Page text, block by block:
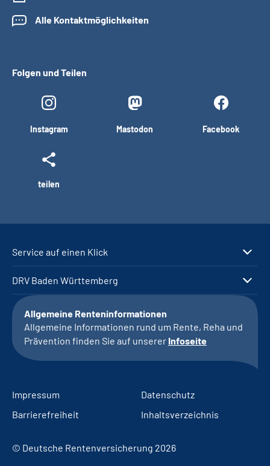
Alle Kontaktmöglichkeiten
Folgen und Teilen
Instagram Mastodon Facebook
teilen
Service auf einen Klick
DRV Baden Württemberg
Allgemeine Renteninformationen
Allgemeine Informationen rund um Rente, Reha und
Prävention finden Sie auf unserer Infoseite
Impressum
Datenschutz
Barrierefreiheit
Inhaltsverzeichnis
© Deutsche Rentenversicherung 2026